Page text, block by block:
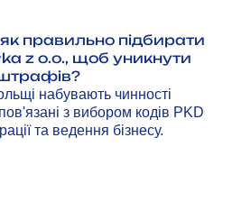
правильно підбирати
z o.o., щоб уникнути
набувають чинності
з вибором кодів PKD
та ведення бізнесу.